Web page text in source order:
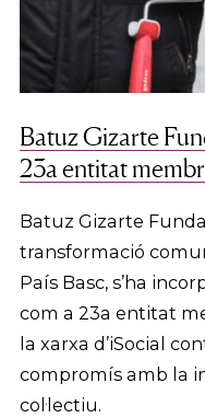
Batuz Gizarte
23a entitat
Batuz Gizarte
transformació
País Basc, s’ha
com a 23a entitat
la xarxa d’iSocial
compromís amb la
col·lectiu.